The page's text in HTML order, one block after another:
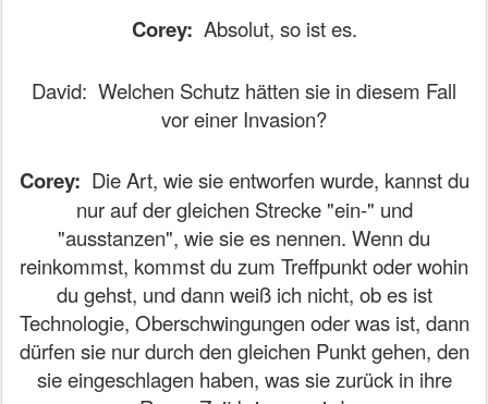
Corey: Absolut, so ist es.
David: Welchen Schutz hätten sie in diesem Fall
vor einer Invasion?
Corey: Die Art, wie sie entworfen wurde, kannst du
nur auf der gleichen Strecke "ein-" und
"ausstanzen", wie sie es nennen. Wenn du
reinkommst, kommst du zum Treffpunkt oder wohin
du gehst, und dann weiß ich nicht, ob es ist
Technologie, Oberschwingungen oder was ist, dann
dürfen sie nur durch den gleichen Punkt gehen, den
sie eingeschlagen haben, was sie zurück in ihre